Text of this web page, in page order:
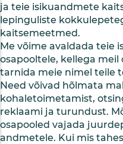
ja teie isikuandmete
lepinguliste
kaitsemeetmed.
Me võime avaldada teie
osapooltele, kellega
tarnida meie nimel teile
Need võivad hõlmata
kohaletoimetamist,
reklaami ja turundust.
osapooled vajada
andmetele. Kui mis